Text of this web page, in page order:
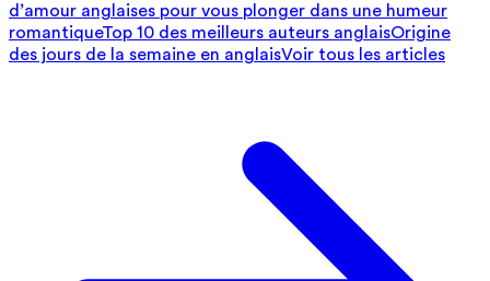
d’amour anglaises pour vous plonger dans une humeur
romantiqueTop 10 des meilleurs auteurs anglaisOrigine
des jours de la semaine en anglaisVoir tous les articles